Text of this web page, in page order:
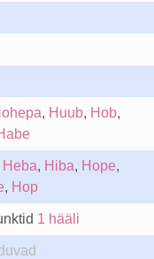
, Huub, Hob,
Heba, Hiba, Hope,
, Hop
1 hääli